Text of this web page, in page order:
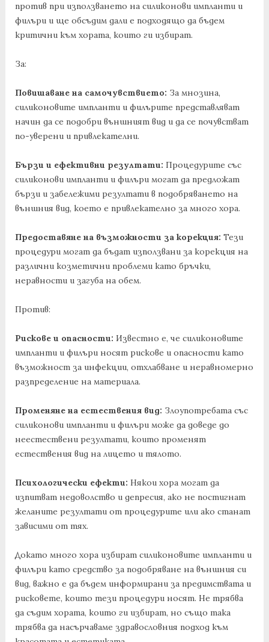
против при използването на силиконови импланти и
филъри и ще обсъдим дали е подходящо да бъдем
критични към хората, които ги избират.
За:
Повишаване на самочувствието: За мнозина,
силиконовите импланти и филърите представляват
начин да се подобри външният вид и да се почувстват
по-уверени и привлекателни.
Бързи и ефективни резултати: Процедурите със
силиконови импланти и филъри могат да предложат
бързи и забележими резултати в подобряването на
външния вид, което е привлекателно за много хора.
Предоставяне на възможности за корекция: Тези
процедури могат да бъдат използвани за корекция на
различни козметични проблеми като бръчки,
неравности и загуба на обем.
Против:
Рискове и опасности: Известно е, че силиконовите
импланти и филъри носят рискове и опасности като
възможност за инфекции, отхлабване и неравномерно
разпределение на материала.
Променяне на естествения вид: Злоупотребата със
силиконови импланти и филъри може да доведе до
неестествени резултати, които променят
естествения вид на лицето и тялото.
Психологически ефекти: Някои хора могат да
изпитват недоволство и депресия, ако не постигнат
желаните резултати от процедурите или ако станат
зависими от тях.
Докато много хора избират силиконовите импланти и
филъри като средство за подобряване на външния си
вид, важно е да бъдем информирани за предимствата и
рисковете, които тези процедури носят. Не трябва
да съдим хората, които ги избират, но също така
трябва да насърчаваме здравословния подход към